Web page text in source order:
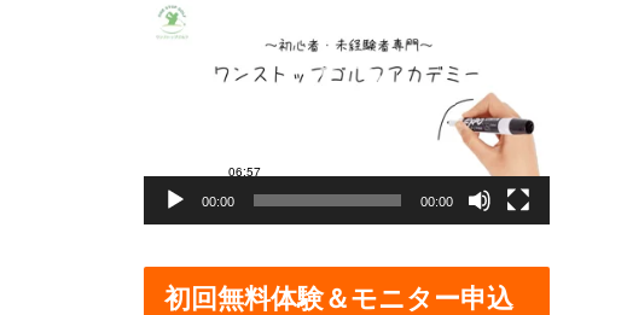
動
ー
ヤ
ー
00:00 00:00
初回無料体験＆モニター申込